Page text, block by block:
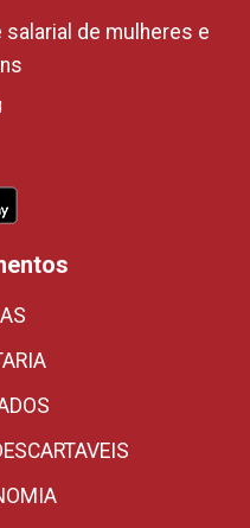
de mulheres e